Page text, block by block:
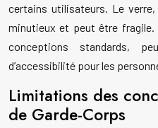
certains utilisateurs. Le
minutieux et peut être fragile.
conceptions standards,
d’accessibilité pour les
Limitations des
de Garde-Corps